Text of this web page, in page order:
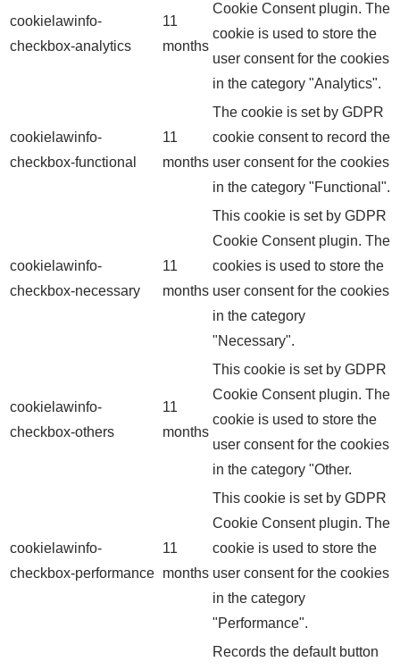
cookielawinfo-
checkbox-analytics
11
months
Cookie Consent plugin. The
cookie is used to store the
user consent for the cookies
in the category "Analytics".
cookielawinfo-
checkbox-functional
11
months
The cookie is set by GDPR
cookie consent to record the
user consent for the cookies
in the category "Functional".
cookielawinfo-
checkbox-necessary
11
months
This cookie is set by GDPR
Cookie Consent plugin. The
cookies is used to store the
user consent for the cookies
in the category
"Necessary".
cookielawinfo-
checkbox-others
11
months
This cookie is set by GDPR
Cookie Consent plugin. The
cookie is used to store the
user consent for the cookies
in the category "Other.
cookielawinfo-
checkbox-performance
11
months
This cookie is set by GDPR
Cookie Consent plugin. The
cookie is used to store the
user consent for the cookies
in the category
"Performance".
Records the default button